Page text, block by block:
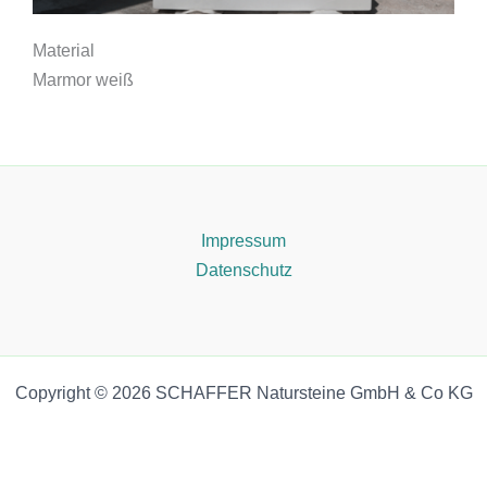
Material
Marmor weiß
Impressum
Datenschutz
Copyright © 2026 SCHAFFER Natursteine GmbH & Co KG